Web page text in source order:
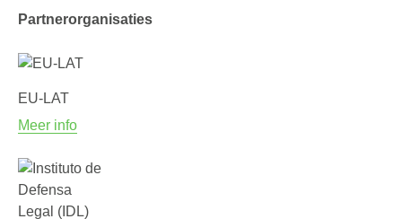
Partnerorganisaties
EU-LAT
Meer info